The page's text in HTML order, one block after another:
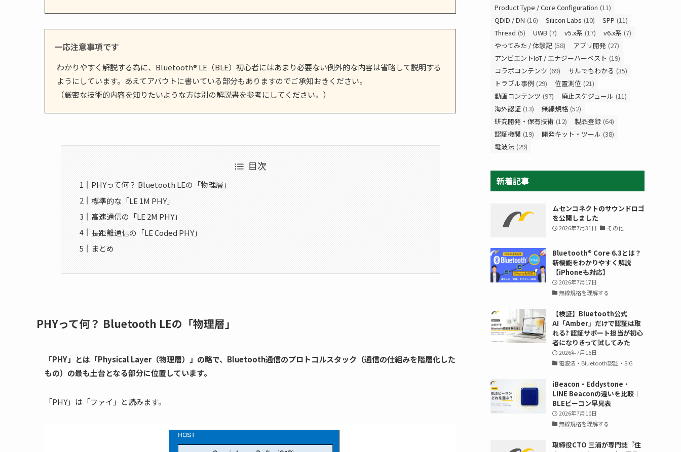
一応注意事項です
わかりやすく解説する為に、Bluetooth® LE（BLE）初心者にはあまり必要ない例外的な内容は省略して説明する
ようにしています。あえてアバウトに書いている部分もありますのでご承知おきください。
（厳密な技術的内容を知りたいような方は別の解説書を参考にしてください。）
目次
PHYって何？ Bluetooth LEの「物理層」
標準的な「LE 1M PHY」
高速通信の「LE 2M PHY」
長距離通信の「LE Coded PHY」
まとめ
PHYって何？ Bluetooth LEの「物理層」
「PHY」とは「Physical Layer（物理層）」の略で、Bluetooth通信のプロトコルスタック（通信の仕組みを階層化した
もの）の最も土台となる部分に位置しています。
「PHY」は「ファイ」と読みます。
Product Type / Core Configuration (11)
QDID / DN (16) Silicon Labs (10) SPP (11)
Thread (5) UWB (7) v5.x系 (17) v6.x系 (7)
やってみた / 体験記 (58) アプリ開発 (27)
アンビエントIoT / エナジーハーベスト (19)
コラボコンテンツ (69) サルでもわかる (35)
トラブル事例 (29) 位置測位 (21)
動画コンテンツ (97) 廃止スケジュール (11)
海外認証 (13) 無線規格 (52)
研究開発・保有技術 (12) 製品登録 (64)
認証機関 (19) 開発キット・ツール (38)
電波法 (29)
新着記事
ムセンコネクトのサウンドロゴ
を公開しました
2026年7月31日 その他
Bluetooth®︎ Core 6.3とは？
新機能をわかりやすく解説
【iPhoneも対応】
2026年7月17日
無線規格を理解する
【検証】Bluetooth公式
AI「Amber」だけで認証は取
れる? 認証サポート担当が初心
者になりきって試してみた
2026年7月16日
電波法・Bluetooth認証・SIG
iBeacon・Eddystone・
LINE Beaconの違いを比較｜
BLEビーコン早見表
2026年7月10日
無線規格を理解する
取締役CTO 三浦が専門誌『住